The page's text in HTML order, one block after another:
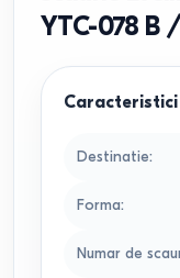
YTC-078 B
Destinatie:
Forma:
Numar de